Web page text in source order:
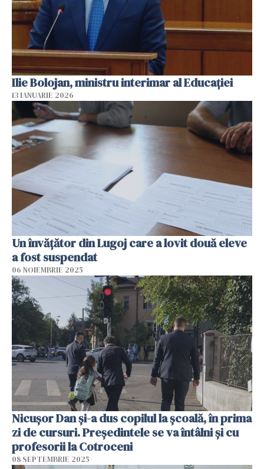
Ilie Bolojan, ministru interimar al Educaţiei
13 IANUARIE 2026
Un învățător din Lugoj care a lovit două eleve
a fost suspendat
06 NOIEMBRIE 2025
Nicușor Dan și-a dus copilul la școală, în prima
zi de cursuri. Președintele se va întâlni și cu
profesorii la Cotroceni
08 SEPTEMBRIE 2025